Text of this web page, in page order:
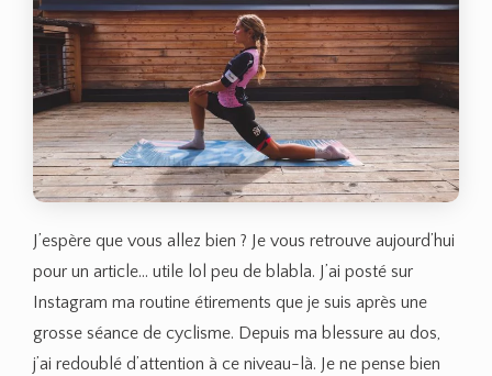
J’espère que vous allez bien ? Je vous retrouve aujourd’hui
pour un article… utile lol peu de blabla. J’ai posté sur
Instagram ma routine étirements que je suis après une
grosse séance de cyclisme. Depuis ma blessure au dos,
j’ai redoublé d’attention à ce niveau-là. Je ne pense bien